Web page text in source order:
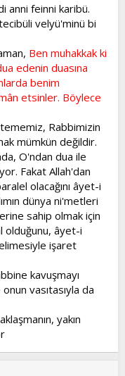
anni feinni karibü.
velyü'minü bi
Ben muhakkak ki
edenin duasına
benim
etsinler. Böylece
Rabbimizin
mümkün değildir.
O'ndan dua ile
Fakat Allah'dan
olacağını âyet-i
dünya ni'metleri
sahip olmak için
olduğunu, âyet-i
işaret
kavuşmayı
vasıtasıyla da
yakın